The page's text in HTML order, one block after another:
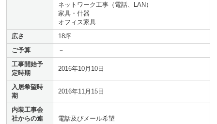
ネットワーク工事（電話、LAN）
家具・什器
オフィス家具
広さ
18坪
ご予算
－
工事開始予
定時期
2016年10月10日
入居希望時
期
2016年11月15日
内装工事会
社からの連
電話及びメール希望